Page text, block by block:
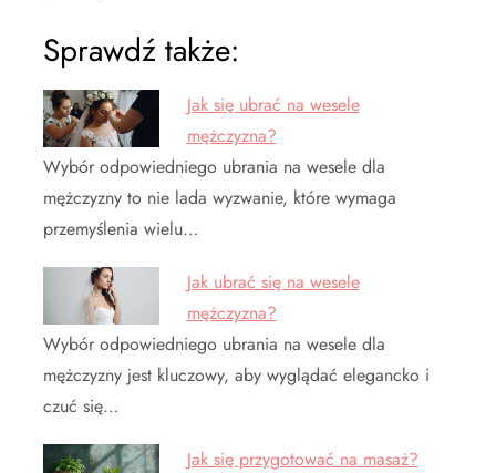
Sprawdź także:
Jak się ubrać na wesele
mężczyzna?
Wybór odpowiedniego ubrania na wesele dla
mężczyzny to nie lada wyzwanie, które wymaga
przemyślenia wielu…
Jak ubrać się na wesele
mężczyzna?
Wybór odpowiedniego ubrania na wesele dla
mężczyzny jest kluczowy, aby wyglądać elegancko i
czuć się…
Jak się przygotować na masaż?